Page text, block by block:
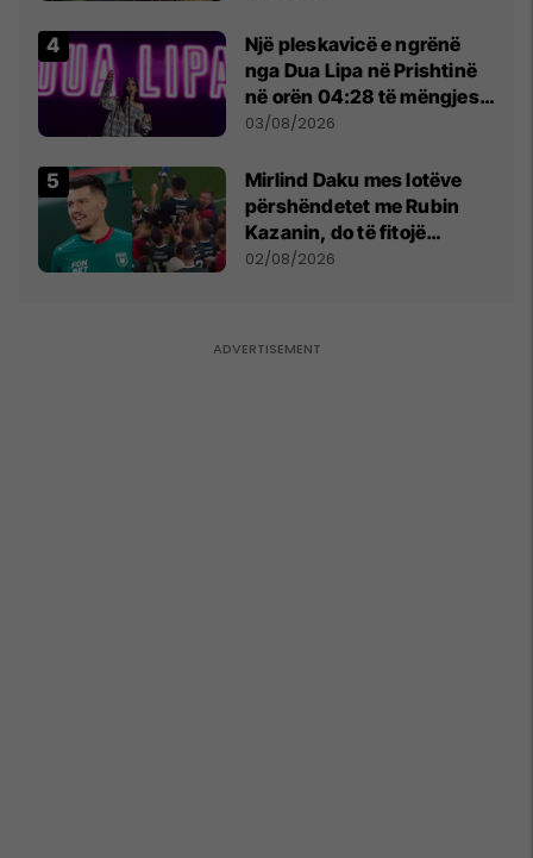
Një pleskavicë e ngrënë
nga Dua Lipa në Prishtinë
në orën 04:28 të mëngjesit
- dhe bota digjitale serbe
03/08/2026
Mirlind Daku mes lotëve
përshëndetet me Rubin
Kazanin, do të fitojë
miliona te Spartak Moska
02/08/2026